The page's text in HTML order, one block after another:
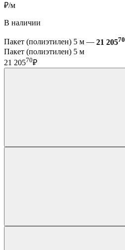
₽/м
В наличии
Пакет (полиэтилен) 5 м — 21 20570
Пакет (полиэтилен) 5 м
21 20570₽